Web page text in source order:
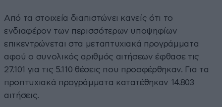
Από τα στοιχεία διαπιστώνει κανείς ότι το
ενδιαφέρον των περισσότερων υποψηφίων
επικεντρώνεται στα μεταπτυχιακά προγράμματα
αφού ο συνολικός αριθμός αιτήσεων έφθασε τις
27.101 για τις 5.110 θέσεις που προσφέρθηκαν. Για τα
προπτυχιακά προγράμματα κατατέθηκαν 14.803
αιτήσεις.